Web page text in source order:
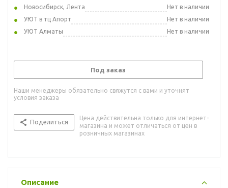
Новосибирск, Лента
Нет в наличии
УЮТ в тц Апорт
Нет в наличии
УЮТ Алматы
Нет в наличии
Под заказ
Наши менеджеры обязательно свяжутся с вами и уточнят
условия заказа
Поделиться
Цена действительна только для интернет-
магазина и может отличаться от цен в
розничных магазинах
Описание